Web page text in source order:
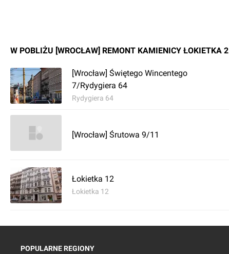
W POBLIŻU [WROCŁAW] REMONT KAMIENICY ŁOKIETKA 2
[Wrocław] Świętego Wincentego
7/Rydygiera 64
Rydygiera 64
[Wrocław] Śrutowa 9/11
Łokietka 12
Łokietka 12
POPULARNE REGIONY